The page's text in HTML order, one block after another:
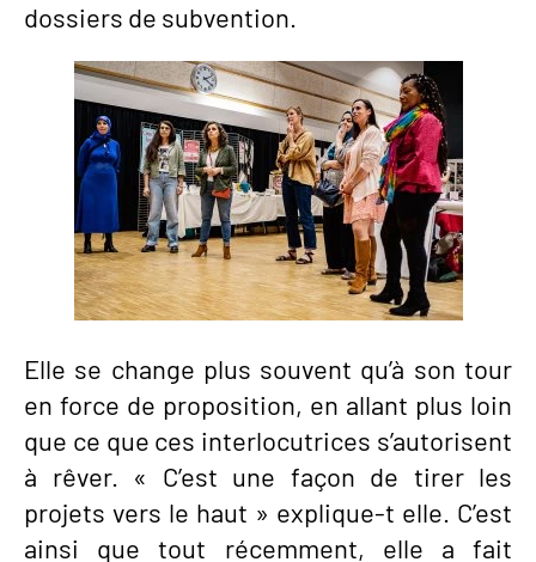
dossiers de subvention.
Elle se change plus souvent qu’à son tour
en force de proposition, en allant plus loin
que ce que ces interlocutrices s’autorisent
à rêver. « C’est une façon de tirer les
projets vers le haut » explique-t elle. C’est
ainsi que tout récemment, elle a fait